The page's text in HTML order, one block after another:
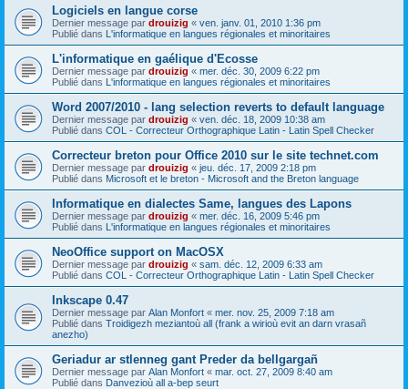
Logiciels en langue corse
Dernier message par drouizig « ven. janv. 01, 2010 1:36 pm
Publié dans L'informatique en langues régionales et minoritaires
L'informatique en gaélique d'Ecosse
Dernier message par drouizig « mer. déc. 30, 2009 6:22 pm
Publié dans L'informatique en langues régionales et minoritaires
Word 2007/2010 - lang selection reverts to default language
Dernier message par drouizig « ven. déc. 18, 2009 10:38 am
Publié dans COL - Correcteur Orthographique Latin - Latin Spell Checker
Correcteur breton pour Office 2010 sur le site technet.com
Dernier message par drouizig « jeu. déc. 17, 2009 2:18 pm
Publié dans Microsoft et le breton - Microsoft and the Breton language
Informatique en dialectes Same, langues des Lapons
Dernier message par drouizig « mer. déc. 16, 2009 5:46 pm
Publié dans L'informatique en langues régionales et minoritaires
NeoOffice support on MacOSX
Dernier message par drouizig « sam. déc. 12, 2009 6:33 am
Publié dans COL - Correcteur Orthographique Latin - Latin Spell Checker
Inkscape 0.47
Dernier message par Alan Monfort « mer. nov. 25, 2009 7:18 am
Publié dans Troidigezh meziantoù all (frank a wirioù evit an darn vrasañ
anezho)
Geriadur ar stlenneg gant Preder da bellgargañ
Dernier message par Alan Monfort « mar. oct. 27, 2009 8:40 am
Publié dans Danvezioù all a-bep seurt